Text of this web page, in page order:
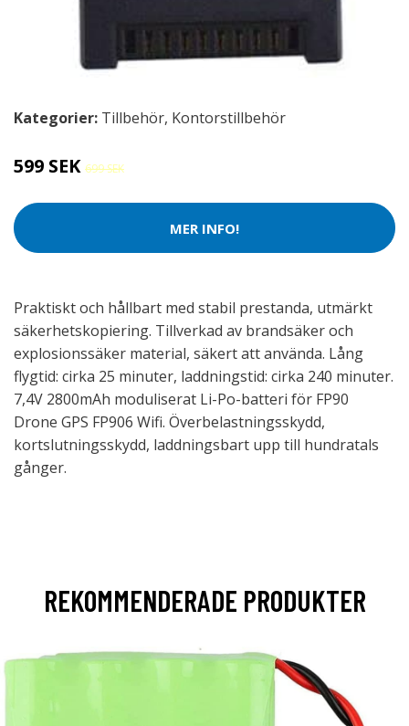
Kategorier: Tillbehör, Kontorstillbehör
599 SEK 699 SEK
MER INFO!
Praktiskt och hållbart med stabil prestanda, utmärkt
säkerhetskopiering. Tillverkad av brandsäker och
explosionssäker material, säkert att använda. Lång
flygtid: cirka 25 minuter, laddningstid: cirka 240 minuter.
7,4V 2800mAh moduliserat Li-Po-batteri för FP90
Drone GPS FP906 Wifi. Överbelastningsskydd,
kortslutningsskydd, laddningsbart upp till hundratals
gånger.
REKOMMENDERADE PRODUKTER